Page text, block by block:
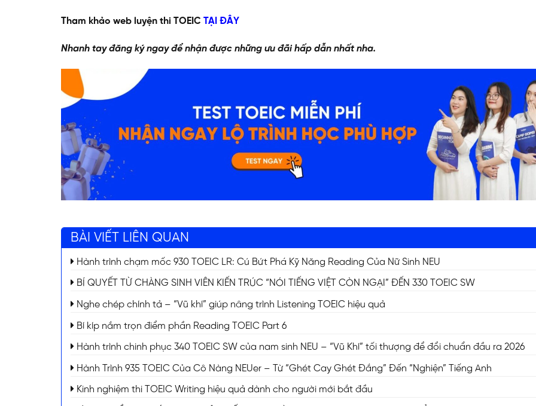
Tham khảo web luyện thi TOEIC TẠI ĐÂY
Nhanh tay đăng ký ngay để nhận được những ưu đãi hấp dẫn nhất nha.
BÀI VIẾT LIÊN QUAN
Hành trình chạm mốc 930 TOEIC LR: Cú Bứt Phá Kỹ Năng Reading Của Nữ Sinh NEU
BÍ QUYẾT TỪ CHÀNG SINH VIÊN KIẾN TRÚC “NÓI TIẾNG VIỆT CÒN NGẠI” ĐẾN 330 TOEIC SW
Nghe chép chính tả – “Vũ khí” giúp nâng trình Listening TOEIC hiệu quả
Bí kíp nắm trọn điểm phần Reading TOEIC Part 6
Hành trình chinh phục 340 TOEIC SW của nam sinh NEU – “Vũ Khí” tối thượng để đổi chuẩn đầu ra 2026
Hành Trình 935 TOEIC Của Cô Nàng NEUer – Từ “Ghét Cay Ghét Đắng” Đến “Nghiện” Tiếng Anh
Kinh nghiệm thi TOEIC Writing hiệu quả dành cho người mới bắt đầu
ĐĂNG KÝ TƯ VẤN